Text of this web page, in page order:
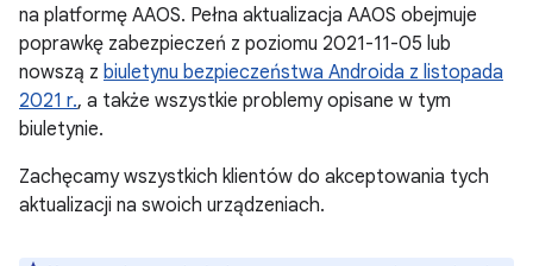
na platformę AAOS. Pełna aktualizacja AAOS obejmuje
poprawkę zabezpieczeń z poziomu 2021-11-05 lub
nowszą z biuletynu bezpieczeństwa Androida z listopada
2021 r., a także wszystkie problemy opisane w tym
biuletynie.
Zachęcamy wszystkich klientów do akceptowania tych
aktualizacji na swoich urządzeniach.